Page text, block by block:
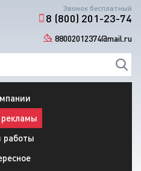
Звонок бесплатный
8 (800) 201-23-74
88002012374@mail.ru